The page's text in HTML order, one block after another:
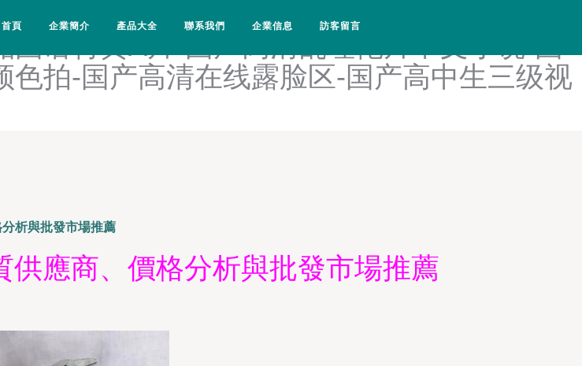
A片羞羞视频涩涩-国产高潮流白浆视频-国产
拍-国产高清在线露脸区-国产高中生三级视
首頁 企業簡介 產品大全 聯系我們 企業信息 訪客留言
析與批發市場推薦
應商、價格分析與批發市場推薦